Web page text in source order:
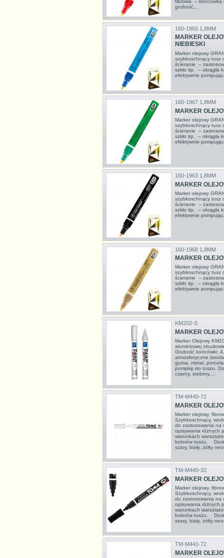
fibrowa – końcówka
grubość...
160-1965 1,8MM
MARKER
NIEBIESKI
Marker olejowy
szybkoschnący tusz
ścieranie –
szkło itp. – okrągła
efektywnie
160-1967 1,8MM
MARKER
Marker olejowy
szybkoschnący tusz
ścieranie –
szkło itp. – okrągła
efektywnie
160-1963 1,8MM
MARKER
Marker olejowy
szybkoschnący tusz
ścieranie –
szkło itp. – okrągła
efektywnie
160-1968 1,8MM
MARKER
Marker olejowy
szybkoschnący tusz
ścieranie –
szkło itp. – okrągła
efektywnie
KM202-S
MARKER
Marker Olejowy
aluminiowej
Grubość końcówki:
atmosferyczne
guma, metal,
pompkę do tuszu.
czarny, srebrny,...
TM-M440-72
MARKER
Marker olejowy,
Szybkoschnący,
do zastosowania na
opisywania różnych
warunkach
kolorów tuszu.
szary, biały, żółty
TM-M440-32
MARKER
Marker olejowy,
Szybkoschnący,
do zastosowania na
opisywania różnych
warunkach
kolorów tuszu.
szary, biały, żółty
TM-M441-72
MARKER